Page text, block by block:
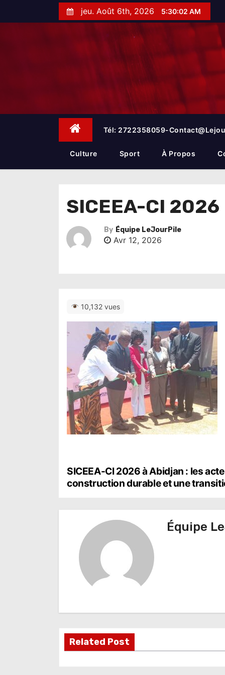
t
jeu. Août 6th, 2026 5:30:03 AM
Tél: 2722358059-
Culture Sport À Propos
SICEEA-CI 2026
By Équipe LeJourPile
Avr 12, 2026
10,132 vues
N
a
v
i
n
SICEEA-CI 2026 à Abidjan : les
construction durable et une
Équipe
Related Post